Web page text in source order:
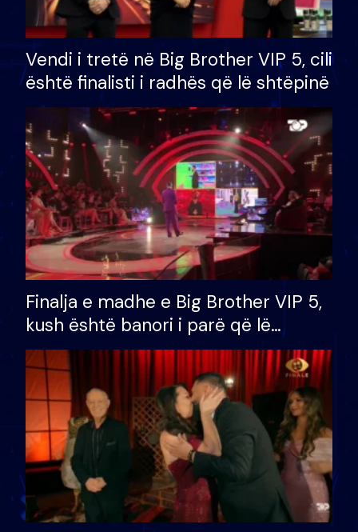
Vendi i tretë në Big Brother VIP 5, cili
është finalisti i radhës që lë shtëpinë
Finalja e madhe e Big Brother VIP 5,
kush është banori i parë që lë
shtëpinë dhe humb mundësinë për
të fituar çmimin e madh